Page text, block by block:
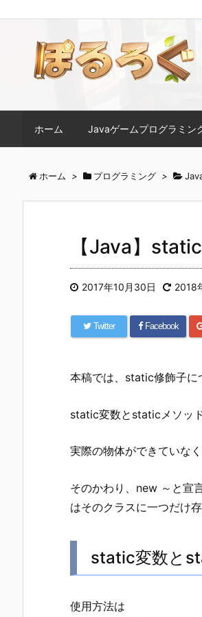
ホーム Javaゲームプログラミン
ホーム > プログラミング >
【Java】
2017年10月30日 2018
Twitter Facebook
本稿では、static修飾子に
static変数とstaticメソッ
実際の物体ができていな
そのかわり、new ～と宣
はそのクラスに一つだけ
static変数と
使用方法は